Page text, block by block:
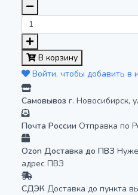
В корзину
Войти, чтобы добавить в
Самовывоз г. Новосибирск,
Почта России Отправка по
Ozon Доставка до ПВЗ
адрес ПВЗ
СДЭК Доставка до пункта